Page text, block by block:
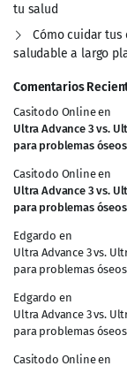
tu salud
Cómo cuidar tus
saludable a largo
Comentarios
Casitodo Onlineen
Ultra Advance 3 vs.
para problemas
Casitodo Onlineen
Ultra Advance 3 vs.
para problemas
Edgardo en
Ultra Advance 3 vs.
para problemas
Edgardo en
Ultra Advance 3 vs.
para problemas
Casitodo Onlineen